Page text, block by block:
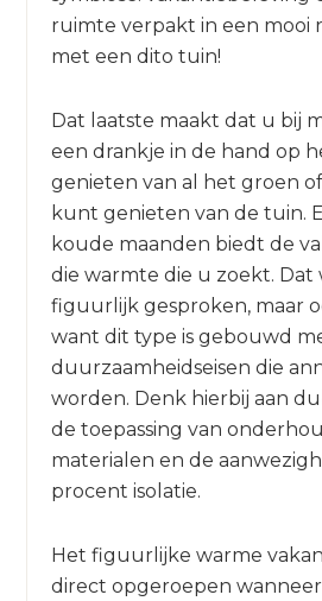
ruimte verpakt in een mooi
met een dito tuin!
Dat laatste maakt dat u bij
een drankje in de hand op
genieten van al het groen
kunt genieten van de tuin.
koude maanden biedt de
die warmte die u zoekt. Dat
figuurlijk gesproken, maar
want dit type is gebouwd
duurzaamheidseisen die
worden. Denk hierbij aan
de toepassing van
materialen en de
procent isolatie.
Het figuurlijke warme
direct opgeroepen